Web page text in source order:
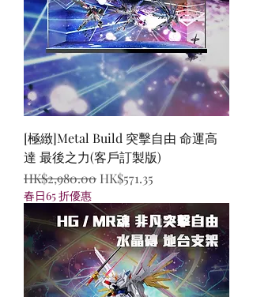
[極緻]Metal Build 突擊自由 命運高
達 最後之力(客戶訂製版)
一般價格
HK$2,980.00 促銷價格
HK$571.35
春日65 折優惠